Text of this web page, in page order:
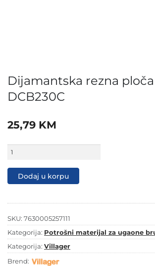
Dijamantska rezna
DCB230C
25,79 KM
rezna
230
mmDodaj u korpu
SKU: 7630005257111
Kategorija: Potrošni materijal za ugaone
Kategorija: Villager
Brend: